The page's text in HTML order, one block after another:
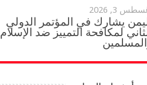
3, 2026
يشارك في المؤتمر الدولي
لمكافحة التمييز ضد الإسلام